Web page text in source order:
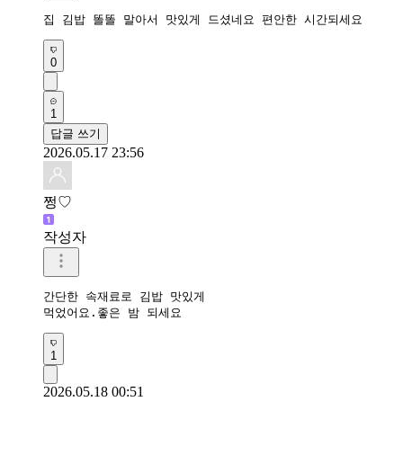
집 김밥 똘똘 말아서 맛있게 드셨네요 편안한 시간되세요
0
1
답글 쓰기
2026.05.17 23:56
쩡♡
작성자
간단한 속재료로 김밥 맛있게
먹었어요.좋은 밤 되세요
1
2026.05.18 00:51